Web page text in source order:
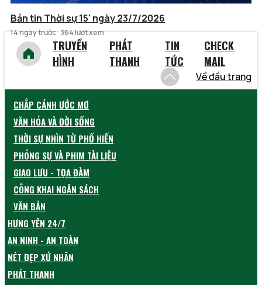
Bản tin Thời sự 15' ngày 23/7/2026
14 ngày trước 364 lượt xem
TRUYỀN
HÌNH
PHÁT
THANH
TIN
TỨC
CHECK
MAIL
Về đầu trang
CHẮP CÁNH ƯỚC MƠ
VĂN HÓA VÀ ĐỜI SỐNG
THỜI SỰ NHÌN TỪ PHỐ HIẾN
PHÓNG SỰ VÀ PHIM TÀI LIỆU
GIAO LƯU - TỌA ĐÀM
CÔNG KHAI NGÂN SÁCH
VĂN BẢN
HƯNG YÊN 24/7
AN NINH - AN TOÀN
NÉT ĐẸP XỨ NHÃN
PHÁT THANH